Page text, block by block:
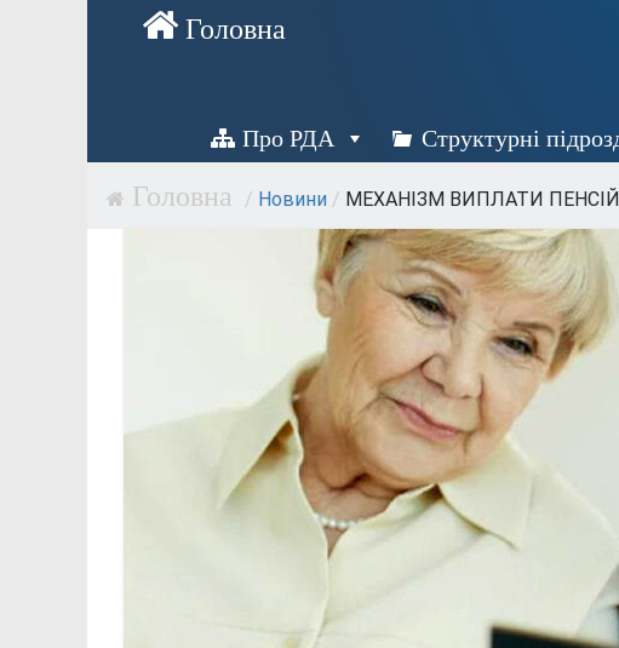
Про РДА Структурні
/ Новини / МЕХАНІЗМ ВИПЛАТИ